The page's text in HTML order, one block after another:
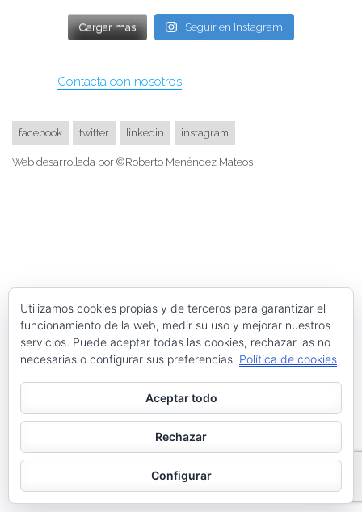
Cargar más Seguir en Instagram
Contacta con nosotros
facebook twitter linkedin instagram
Web desarrollada por ©Roberto Menéndez Mateos
Utilizamos cookies propias y de terceros para garantizar el
funcionamiento de la web, medir su uso y mejorar nuestros
servicios. Puede aceptar todas las cookies, rechazar las no
necesarias o configurar sus preferencias. Política de cookies
Aceptar todo
Rechazar
Configurar